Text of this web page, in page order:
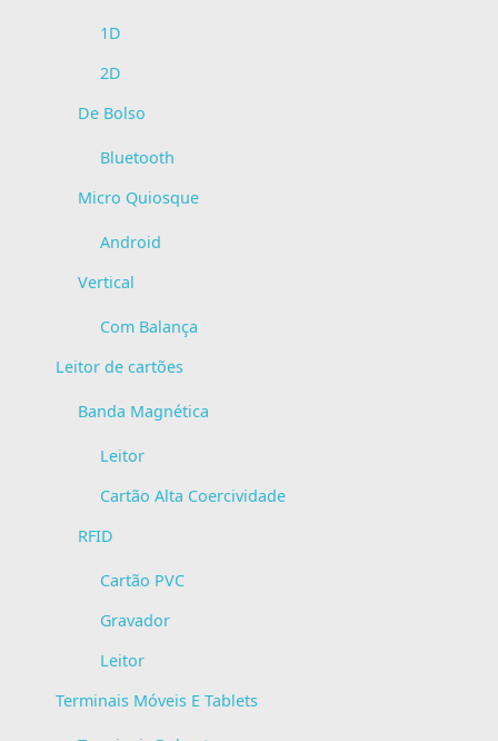
1D
2D
De Bolso
Bluetooth
Micro Quiosque
Android
Vertical
Com Balança
Leitor de cartões
Banda Magnética
Leitor
Cartão Alta Coercividade
RFID
Cartão PVC
Gravador
Leitor
Terminais Móveis E Tablets